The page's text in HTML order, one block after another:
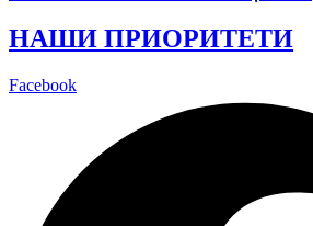
НАШИ ПРИОРИТЕТИ
Facebook